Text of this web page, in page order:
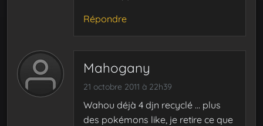
Répondre
Mahogany
21 octobre 2011 à 22h39
Wahou déjà 4 djn recyclé … plus
des pokémons like, je retire ce que